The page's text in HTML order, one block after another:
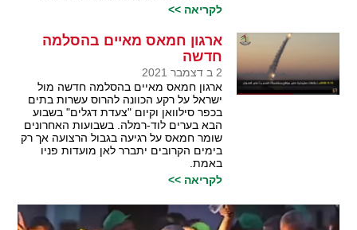
לקריאה >>
ארגון חמאס מאיים בהסלמה
חדשה
2 ב דצמבר 2021
ארגון חמאס מאיים בהסלמה חדשה מול
ישראל על רקע הכוונה להרוס עשרות בתים
בכפר סילוואן וקיום "צעדת דגלים" בשבוע
הבא בערים לוד-רמלה. בשבועות האחרונים
שומר חמאס על רגיעה בגבול הרצועה אך רק
בימים הקרובים יתברר לאן מועדות פניו
באמת.
לקריאה >>